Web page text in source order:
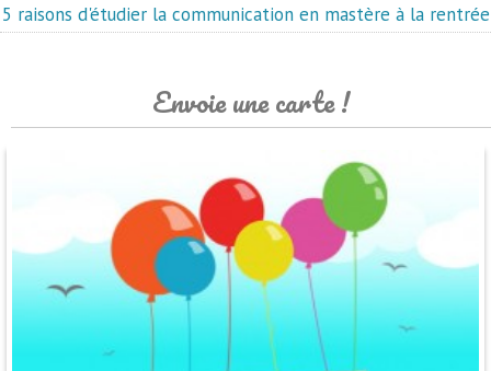
5 raisons d'étudier la communication en mastère à la rentrée
Envoie une carte !